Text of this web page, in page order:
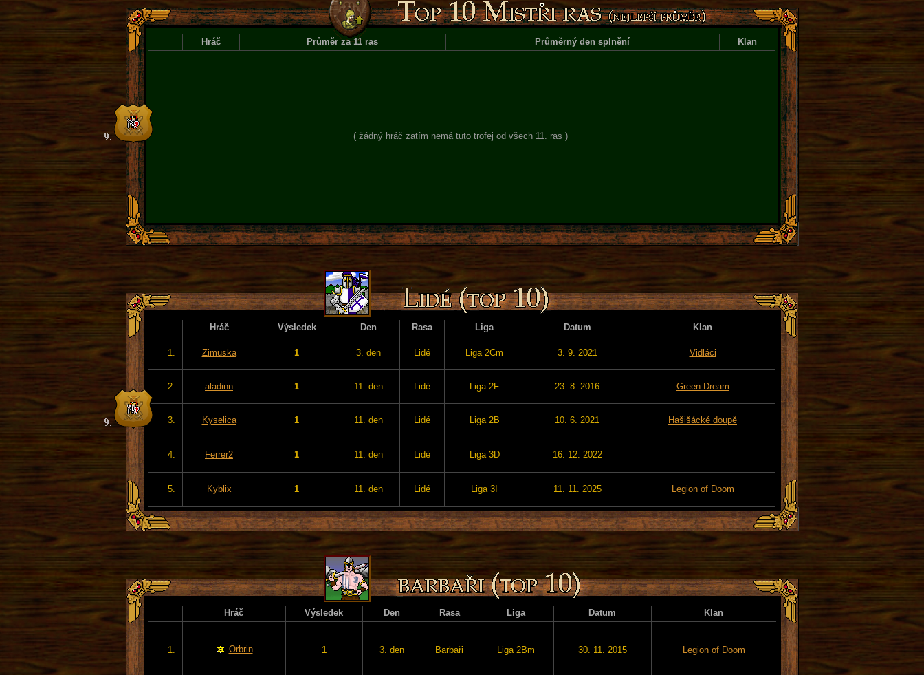
Hráč Průměr za 11 ras Průměrný den splnění Klan
( žádný hráč zatím nemá tuto trofej od všech 11. ras )
Hráč Výsledek Den Rasa Liga Datum Klan
1. Zimuska 1 3. den Lidé Liga 2Cm 3. 9. 2021 Vidláci
2. aladinn 1 11. den Lidé Liga 2F 23. 8. 2016 Green Dream
3. Kyselica 1 11. den Lidé Liga 2B 10. 6. 2021 Hašišácké doupě
4. Ferrer2 1 11. den Lidé Liga 3D 16. 12. 2022
5. Kyblix 1 11. den Lidé Liga 3I 11. 11. 2025 Legion of Doom
Hráč Výsledek Den Rasa Liga Datum Klan
1. Orbrin 1 3. den Barbaři Liga 2Bm 30. 11. 2015 Legion of Doom